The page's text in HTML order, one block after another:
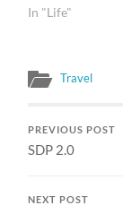
In "Life"
Travel
PREVIOUS POST
SDP 2.0
NEXT POST